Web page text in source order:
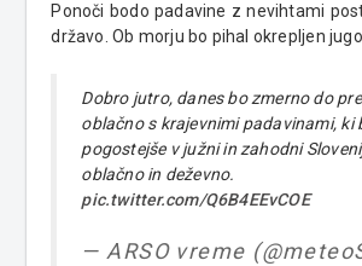
Ponoči bodo padavine z nevihtami
državo. Ob morju bo pihal okrepljen
Dobro jutro, danes bo zmerno do
oblačno s krajevnimi padavinami, ki
pogostejše v južni in zahodni
oblačno in deževno.
pic.twitter.com/Q6B4EEvCOE
— ARSO vreme